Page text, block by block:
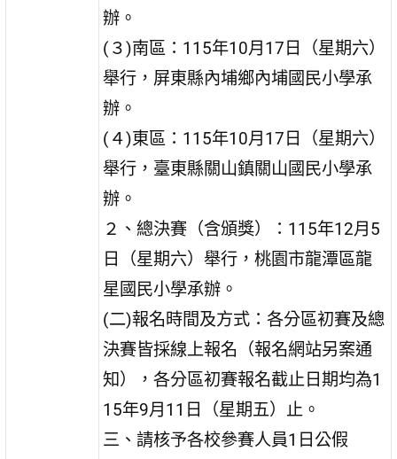
辦。
(３)南區：115年10月17日（星期六）
舉行，屏東縣內埔鄉內埔國民小學承
辦。
(４)東區：115年10月17日（星期六）
舉行，臺東縣關山鎮關山國民小學承
辦。
２、總決賽（含頒獎）：115年12月5
日（星期六）舉行，桃園市龍潭區龍
星國民小學承辦。
(二)報名時間及方式：各分區初賽及總
決賽皆採線上報名（報名網站另案通
知），各分區初賽報名截止日期均為1
15年9月11日（星期五）止。
三、請核予各校參賽人員1日公假